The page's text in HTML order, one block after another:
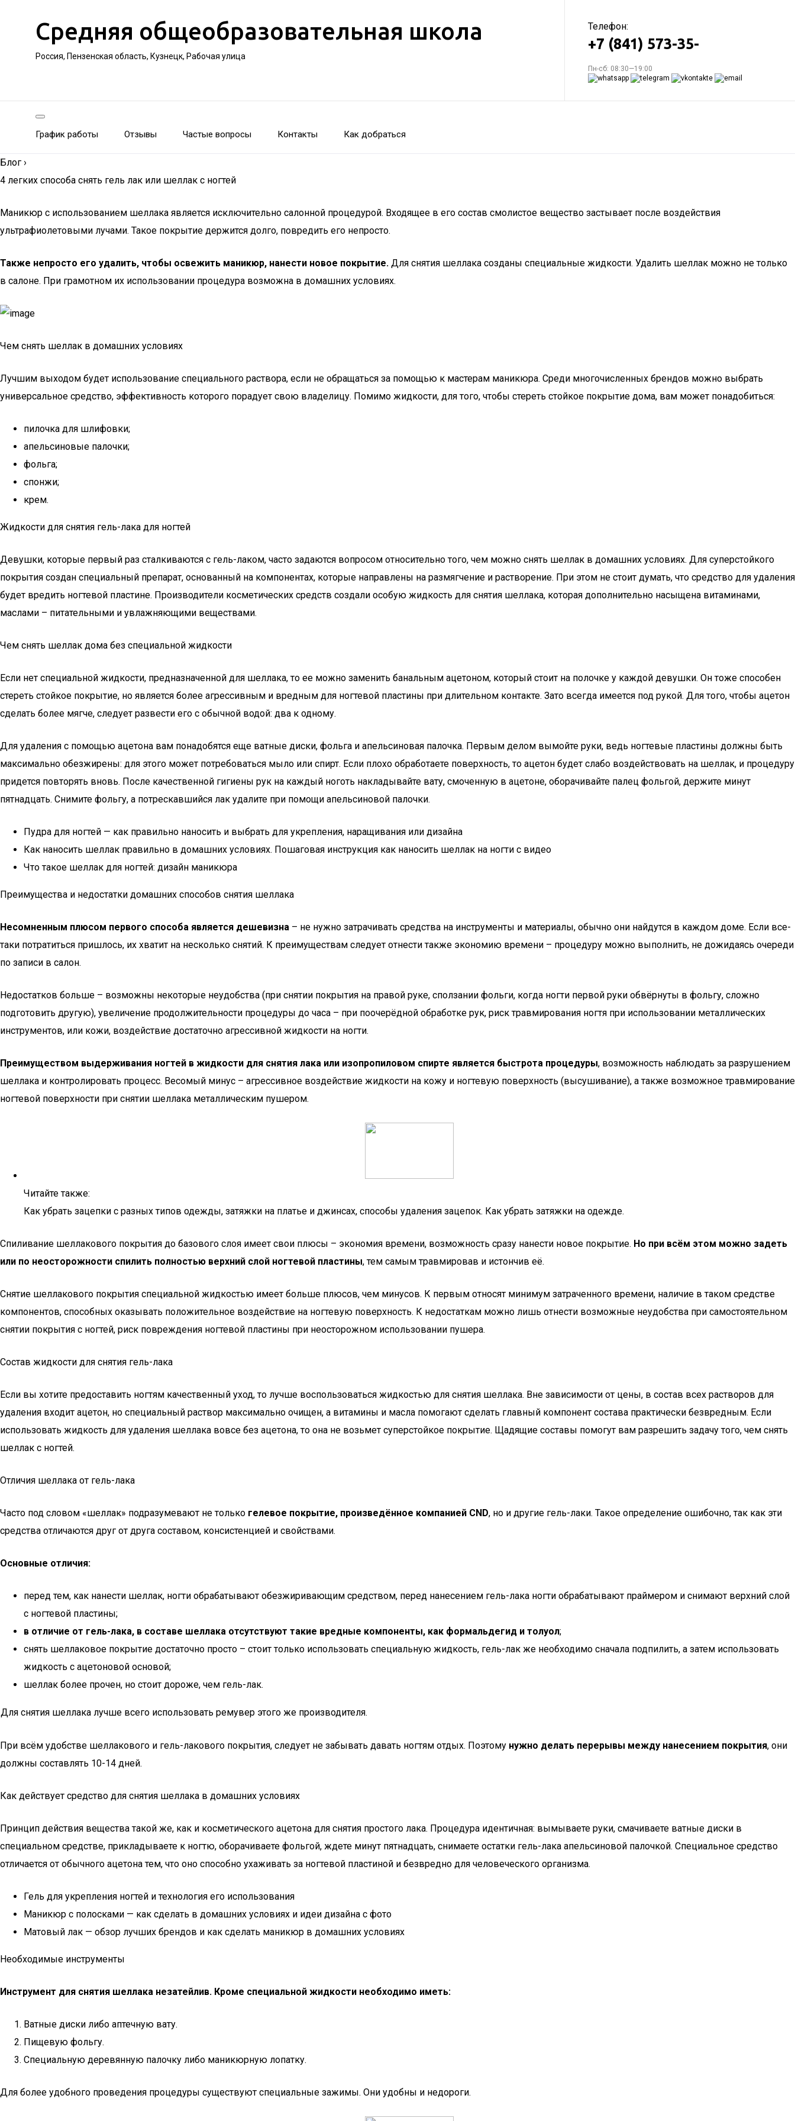
Средняя общеобразовательная школа
Россия, Пензенская область, Кузнецк, Рабочая улица
Телефон:
+7 (841) 573-35-
Пн-сб: 08:30—19:00
График работы Отзывы Частые вопросы Контакты Как добраться
Блог ›
4 легких способа снять гель лак или шеллак с ногтей
Маникюр с использованием шеллака является исключительно салонной процедурой. Входящее в его состав смолистое вещество застывает после воздействия
ультрафиолетовыми лучами. Такое покрытие держится долго, повредить его непросто.
Также непросто его удалить, чтобы освежить маникюр, нанести новое покрытие. Для снятия шеллака созданы специальные жидкости. Удалить шеллак можно не только
в салоне. При грамотном их использовании процедура возможна в домашних условиях.
Чем снять шеллак в домашних условиях
Лучшим выходом будет использование специального раствора, если не обращаться за помощью к мастерам маникюра. Среди многочисленных брендов можно выбрать
универсальное средство, эффективность которого порадует свою владелицу. Помимо жидкости, для того, чтобы стереть стойкое покрытие дома, вам может понадобиться:
пилочка для шлифовки;
апельсиновые палочки;
фольга;
спонжи;
крем.
Жидкости для снятия гель-лака для ногтей
Девушки, которые первый раз сталкиваются с гель-лаком, часто задаются вопросом относительно того, чем можно снять шеллак в домашних условиях. Для суперстойкого
покрытия создан специальный препарат, основанный на компонентах, которые направлены на размягчение и растворение. При этом не стоит думать, что средство для удаления
будет вредить ногтевой пластине. Производители косметических средств создали особую жидкость для снятия шеллака, которая дополнительно насыщена витаминами,
маслами – питательными и увлажняющими веществами.
Чем снять шеллак дома без специальной жидкости
Если нет специальной жидкости, предназначенной для шеллака, то ее можно заменить банальным ацетоном, который стоит на полочке у каждой девушки. Он тоже способен
стереть стойкое покрытие, но является более агрессивным и вредным для ногтевой пластины при длительном контакте. Зато всегда имеется под рукой. Для того, чтобы ацетон
сделать более мягче, следует развести его с обычной водой: два к одному.
Для удаления с помощью ацетона вам понадобятся еще ватные диски, фольга и апельсиновая палочка. Первым делом вымойте руки, ведь ногтевые пластины должны быть
максимально обезжирены: для этого может потребоваться мыло или спирт. Если плохо обработаете поверхность, то ацетон будет слабо воздействовать на шеллак, и процедуру
придется повторять вновь. После качественной гигиены рук на каждый ноготь накладывайте вату, смоченную в ацетоне, оборачивайте палец фольгой, держите минут
пятнадцать. Снимите фольгу, а потрескавшийся лак удалите при помощи апельсиновой палочки.
Пудра для ногтей — как правильно наносить и выбрать для укрепления, наращивания или дизайна
Как наносить шеллак правильно в домашних условиях. Пошаговая инструкция как наносить шеллак на ногти с видео
Что такое шеллак для ногтей: дизайн маникюра
Преимущества и недостатки домашних способов снятия шеллака
Несомненным плюсом первого способа является дешевизна – не нужно затрачивать средства на инструменты и материалы, обычно они найдутся в каждом доме. Если все-
таки потратиться пришлось, их хватит на несколько снятий. К преимуществам следует отнести также экономию времени – процедуру можно выполнить, не дожидаясь очереди
по записи в салон.
Недостатков больше – возможны некоторые неудобства (при снятии покрытия на правой руке, сползании фольги, когда ногти первой руки обвёрнуты в фольгу, сложно
подготовить другую), увеличение продолжительности процедуры до часа – при поочерёдной обработке рук, риск травмирования ногтя при использовании металлических
инструментов, или кожи, воздействие достаточно агрессивной жидкости на ногти.
Преимуществом выдерживания ногтей в жидкости для снятия лака или изопропиловом спирте является быстрота процедуры, возможность наблюдать за разрушением
шеллака и контролировать процесс. Весомый минус – агрессивное воздействие жидкости на кожу и ногтевую поверхность (высушивание), а также возможное травмирование
ногтевой поверхности при снятии шеллака металлическим пушером.
Читайте также:
Как убрать зацепки с разных типов одежды, затяжки на платье и джинсах, способы удаления зацепок. Как убрать затяжки на одежде.
Спиливание шеллакового покрытия до базового слоя имеет свои плюсы – экономия времени, возможность сразу нанести новое покрытие. Но при всём этом можно задеть
или по неосторожности спилить полностью верхний слой ногтевой пластины, тем самым травмировав и истончив её.
Снятие шеллакового покрытия специальной жидкостью имеет больше плюсов, чем минусов. К первым относят минимум затраченного времени, наличие в таком средстве
компонентов, способных оказывать положительное воздействие на ногтевую поверхность. К недостаткам можно лишь отнести возможные неудобства при самостоятельном
снятии покрытия с ногтей, риск повреждения ногтевой пластины при неосторожном использовании пушера.
Состав жидкости для снятия гель-лака
Если вы хотите предоставить ногтям качественный уход, то лучше воспользоваться жидкостью для снятия шеллака. Вне зависимости от цены, в состав всех растворов для
удаления входит ацетон, но специальный раствор максимально очищен, а витамины и масла помогают сделать главный компонент состава практически безвредным. Если
использовать жидкость для удаления шеллака вовсе без ацетона, то она не возьмет суперстойкое покрытие. Щадящие составы помогут вам разрешить задачу того, чем снять
шеллак с ногтей.
Отличия шеллака от гель-лака
Часто под словом «шеллак» подразумевают не только гелевое покрытие, произведённое компанией CND, но и другие гель-лаки. Такое определение ошибочно, так как эти
средства отличаются друг от друга составом, консистенцией и свойствами.
Основные отличия:
перед тем, как нанести шеллак, ногти обрабатывают обезжиривающим средством, перед нанесением гель-лака ногти обрабатывают праймером и снимают верхний слой
с ногтевой пластины;
в отличие от гель-лака, в составе шеллака отсутствуют такие вредные компоненты, как формальдегид и толуол;
снять шеллаковое покрытие достаточно просто – стоит только использовать специальную жидкость, гель-лак же необходимо сначала подпилить, а затем использовать
жидкость с ацетоновой основой;
шеллак более прочен, но стоит дороже, чем гель-лак.
Для снятия шеллака лучше всего использовать ремувер этого же производителя.
При всём удобстве шеллакового и гель-лакового покрытия, следует не забывать давать ногтям отдых. Поэтому нужно делать перерывы между нанесением покрытия, они
должны составлять 10-14 дней.
Как действует средство для снятия шеллака в домашних условиях
Принцип действия вещества такой же, как и косметического ацетона для снятия простого лака. Процедура идентичная: вымываете руки, смачиваете ватные диски в
специальном средстве, прикладываете к ногтю, оборачиваете фольгой, ждете минут пятнадцать, снимаете остатки гель-лака апельсиновой палочкой. Специальное средство
отличается от обычного ацетона тем, что оно способно ухаживать за ногтевой пластиной и безвредно для человеческого организма.
Гель для укрепления ногтей и технология его использования
Маникюр с полосками — как сделать в домашних условиях и идеи дизайна с фото
Матовый лак — обзор лучших брендов и как сделать маникюр в домашних условиях
Необходимые инструменты
Инструмент для снятия шеллака незатейлив. Кроме специальной жидкости необходимо иметь:
Ватные диски либо аптечную вату.
Пищевую фольгу.
Специальную деревянную палочку либо маникюрную лопатку.
Для более удобного проведения процедуры существуют специальные зажимы. Они удобны и недороги.